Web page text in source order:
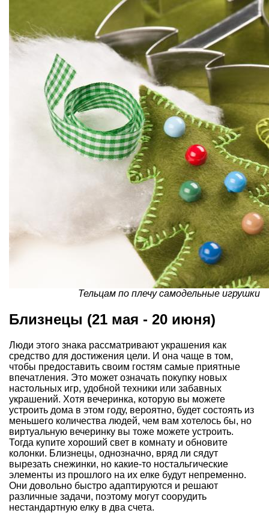
Тельцам по плечу самодельные игрушки
Близнецы (21 мая - 20 июня)
Люди этого знака рассматривают украшения как
средство для достижения цели. И она чаще в том,
чтобы предоставить своим гостям самые приятные
впечатления. Это может означать покупку новых
настольных игр, удобной техники или забавных
украшений. Хотя вечеринка, которую вы можете
устроить дома в этом году, вероятно, будет состоять из
меньшего количества людей, чем вам хотелось бы, но
виртуальную вечеринку вы тоже можете устроить.
Тогда купите хороший свет в комнату и обновите
колонки. Близнецы, однозначно, вряд ли сядут
вырезать снежинки, но какие-то ностальгические
элементы из прошлого на их елке будут непременно.
Они довольно быстро адаптируются и решают
различные задачи, поэтому могут соорудить
нестандартную елку в два счета.